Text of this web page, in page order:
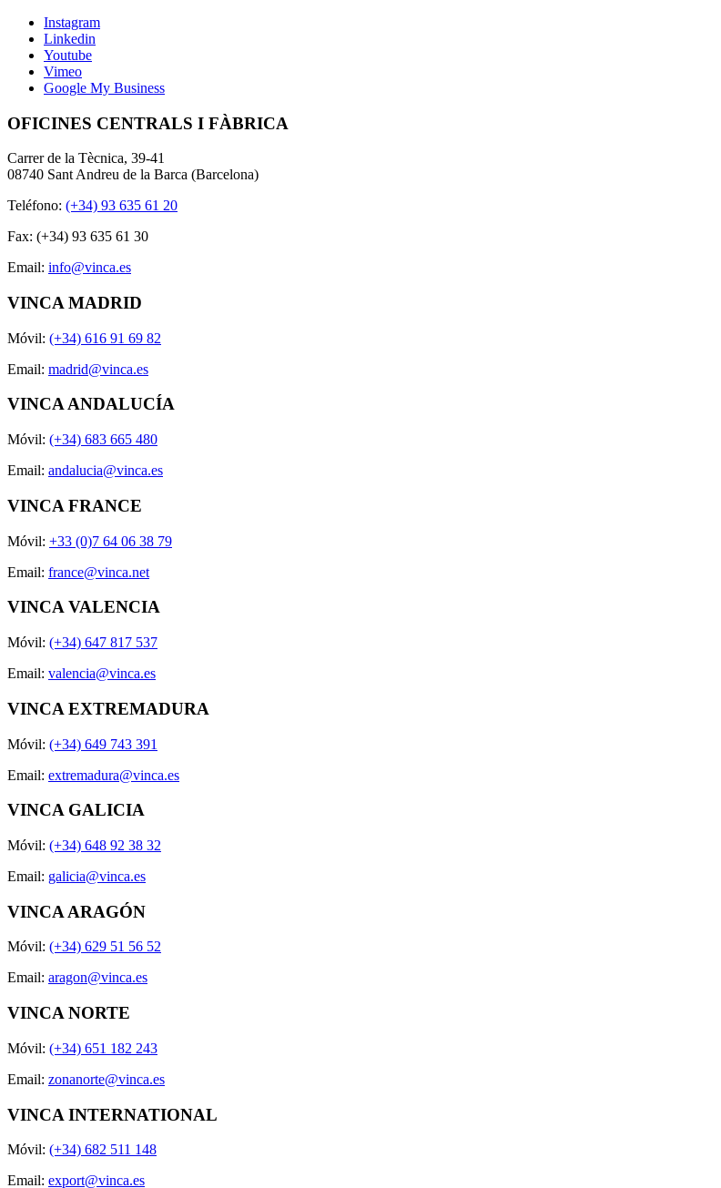
Instagram
Linkedin
Youtube
Vimeo
Google My Business
OFICINES CENTRALS I FÀBRICA
Carrer de la Tècnica, 39-41
08740 Sant Andreu de la Barca (Barcelona)
Teléfono: (+34) 93 635 61 20
Fax: (+34) 93 635 61 30
Email: info@vinca.es
VINCA MADRID
Móvil: (+34) 616 91 69 82
Email: madrid@vinca.es
VINCA ANDALUCÍA
Móvil: (+34) 683 665 480
Email: andalucia@vinca.es
VINCA FRANCE
Móvil: +33 (0)7 64 06 38 79
Email: france@vinca.net
VINCA VALENCIA
Móvil: (+34) 647 817 537
Email: valencia@vinca.es
VINCA EXTREMADURA
Móvil: (+34) 649 743 391
Email: extremadura@vinca.es
VINCA GALICIA
Móvil: (+34) 648 92 38 32
Email: galicia@vinca.es
VINCA ARAGÓN
Móvil: (+34) 629 51 56 52
Email: aragon@vinca.es
VINCA NORTE
Móvil: (+34) 651 182 243
Email: zonanorte@vinca.es
VINCA INTERNATIONAL
Móvil: (+34) 682 511 148
Email: export@vinca.es